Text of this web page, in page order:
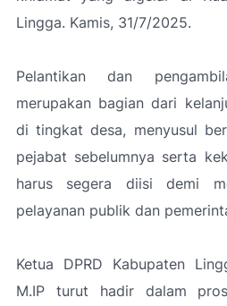
Lingga. Kamis, 31/7/2025.
Pelantikan dan
merupakan bagian dari
di tingkat desa, menyusul
pejabat sebelumnya serta
harus segera diisi demi
pelayanan publik dan
Ketua DPRD Kabupaten
M.IP turut hadir dalam